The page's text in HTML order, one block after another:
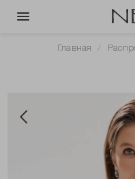
Главная